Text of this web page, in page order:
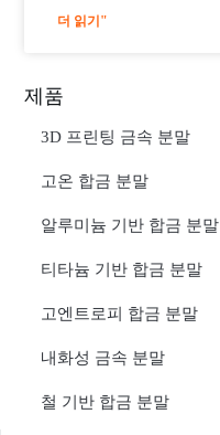
더 읽기"
제품
3D 프린팅 금속 분말
고온 합금 분말
알루미늄 기반 합금 분말
티타늄 기반 합금 분말
고엔트로피 합금 분말
내화성 금속 분말
철 기반 합금 분말